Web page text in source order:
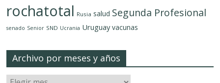
rochatotal Rusia salud Segunda Profesional
senado Senior SND Ucrania Uruguay vacunas
Archivo por meses y años